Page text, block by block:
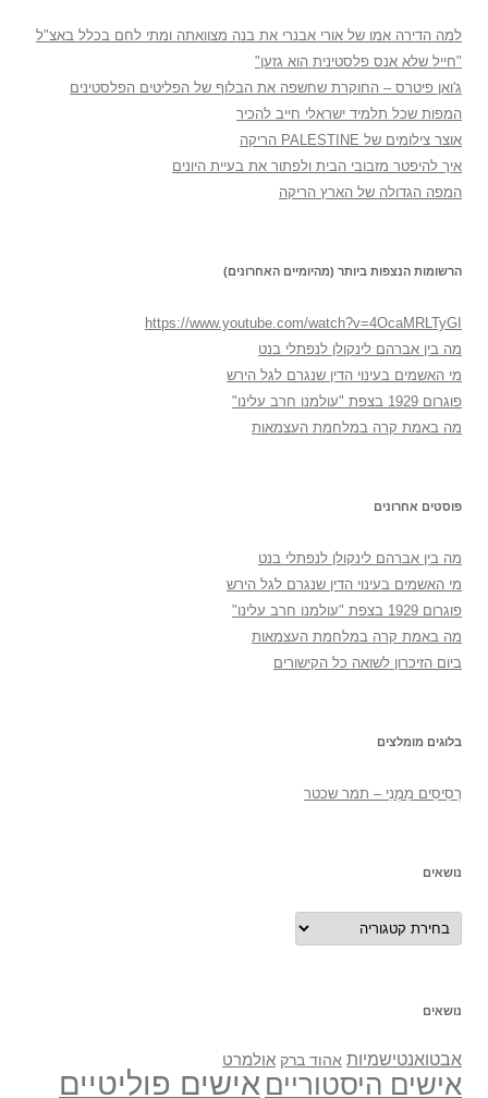
למה הדירה אמו של אורי אבנרי את בנה מצוואתה ומתי לחם בכלל באצ"ל
"חייל שלא אנס פלסטינית הוא גזען"
ג'ואן פיטרס – החוקרת שחשפה את הבלוף של הפליטים הפלסטינים
המפות שכל תלמיד ישראלי חייב להכיר
אוצר צילומים של PALESTINE הריקה
איך להיפטר מזבובי הבית ולפתור את בעיית היונים
המפה הגדולה של הארץ הריקה
הרשומות הנצפות ביותר (מהיומיים האחרונים)
https://www.youtube.com/watch?v=4OcaMRLTyGI
מה בין אברהם לינקולן לנפתלי בנט
מי האשמים בעינוי הדין שנגרם לגל הירש
פוגרום 1929 בצפת "עולמנו חרב עלינו"
מה באמת קרה במלחמת העצמאות
פוסטים אחרונים
מה בין אברהם לינקולן לנפתלי בנט
מי האשמים בעינוי הדין שנגרם לגל הירש
פוגרום 1929 בצפת "עולמנו חרב עלינו"
מה באמת קרה במלחמת העצמאות
ביום הזיכרון לשואה כל הקישורים
בלוגים מומלצים
רְסִיסִים מִמֶנִי – תמר שכטר
נושאים
נושאים
נושאים
אבטואנטישמיות אהוד ברק אולמרט
אישים היסטוריים אישים פוליטיים